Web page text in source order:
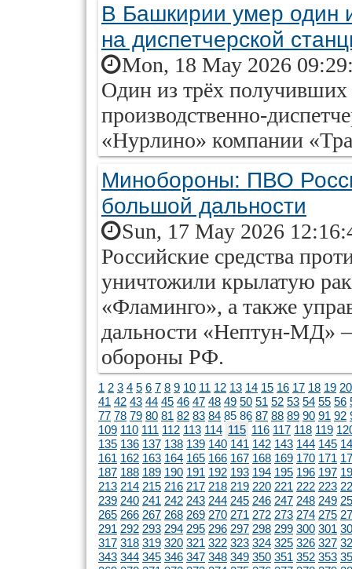
В Башкирии умер один
на диспетчерской
Mon, 18 May 2026
Один из трёх
производственно-
«Нурлино» компании
Минобороны: ПВО
большой дальности
Sun, 17 May 2026
Российские средства
уничтожили крылатую
«Фламинго», а также
дальности «Нептун-МД»
обороны РФ.
1 2 3 4 5 6 7 8 9 10 11 12 13 14 15 16 17 18 19 20
41 42 43 44 45 46 47 48 49 50 51 52 53 54 55 56
77 78 79 80 81 82 83 84 85 86 87 88 89 90 91 92
109 110 111 112 113 114 115 116 117 118 119
135 136 137 138 139 140 141 142 143 144 145
161 162 163 164 165 166 167 168 169 170 171
187 188 189 190 191 192 193 194 195 196 197
213 214 215 216 217 218 219 220 221 222 223
239 240 241 242 243 244 245 246 247 248 249
265 266 267 268 269 270 271 272 273 274 275
291 292 293 294 295 296 297 298 299 300 301
317 318 319 320 321 322 323 324 325 326 327
343 344 345 346 347 348 349 350 351 352 353